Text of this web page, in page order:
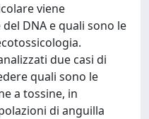
viene
DNA e quali sono le
due casi di
quali sono le
a tossine, in
di anguilla